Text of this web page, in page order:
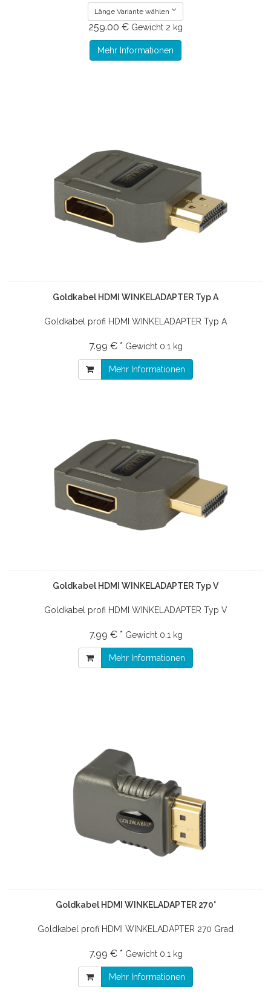
Länge Variante wählen
259.00 € Gewicht 2 kg
Mehr Informationen
Goldkabel HDMI WINKELADAPTER Typ A
Goldkabel profi HDMI WINKELADAPTER Typ A
7.99 € * Gewicht 0.1 kg
Mehr Informationen
Goldkabel HDMI WINKELADAPTER Typ V
Goldkabel profi HDMI WINKELADAPTER Typ V
7.99 € * Gewicht 0.1 kg
Mehr Informationen
Goldkabel HDMI WINKELADAPTER 270°
Goldkabel profi HDMI WINKELADAPTER 270 Grad
7.99 € * Gewicht 0.1 kg
Mehr Informationen